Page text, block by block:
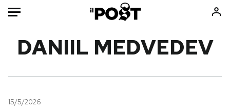
Mondo
DANIIL MEDVEDEV
15/5/2026